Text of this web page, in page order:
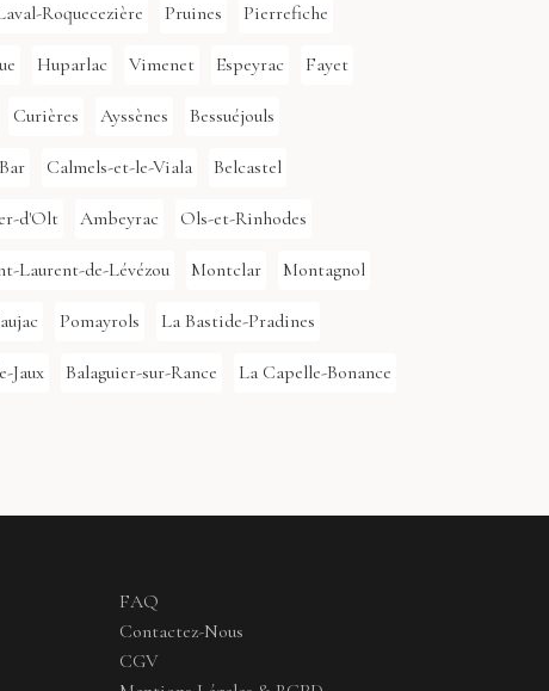
Roquecezière Pruines Pierrefiche
Huparlac Vimenet Espeyrac Fayet
Curières Ayssènes Bessuéjouls
Calmels-et-le-Viala Belcastel
d'Olt Ambeyrac Ols-et-Rinhodes
Laurent-de-Lévézou Montclar Montagnol
Pomayrols La Bastide-Pradines
Jaux Balaguier-sur-Rance La Capelle-Bonance
FAQ
Contactez-Nous
CGV